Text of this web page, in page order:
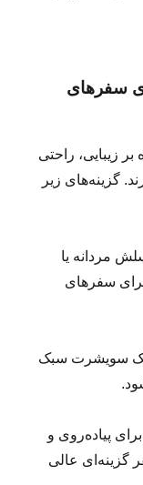
سفرهای
زیبایی، راحتی
گزینه‌های زیر
مردانه یا
سفرهای
یک سویشرت سبک
پیاده‌روی و
گزینه‌ای عالی